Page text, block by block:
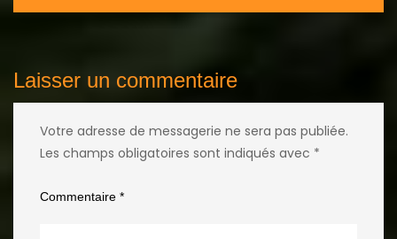
Laisser un commentaire
Votre adresse de messagerie ne sera pas publiée.
Les champs obligatoires sont indiqués avec *
Commentaire *